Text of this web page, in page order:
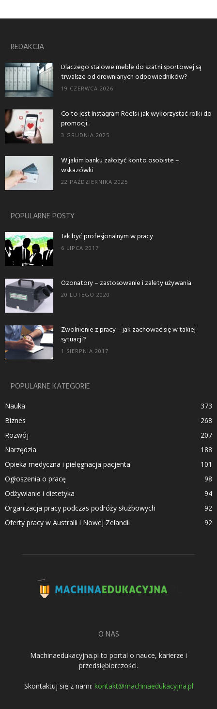
REDAKCJA
Dlaczego stalowe meble do szatni sportowej są
trwalsze od drewnianych odpowiedników?
19 CZERWCA 2026
Co to jest Instagram Reels i jak wykorzystać rolki do
promocji...
3 GRUDNIA 2025
W jakim banku założyć konto osobiste –
wskazówki
22 PAŹDZIERNIKA 2025
POPULARNE POSTY
Jak być profesjonalnym w pracy
6 LIPCA 2017
Ozonatory – zastosowanie i zalety używania
20 LUTEGO 2020
Zwolnienie z pracy – jak zachować się w takiej
sytuacji?
1 SIERPNIA 2017
POPULARNE KATEGORIE
Nauka
373
Biznes
268
Rozwój
207
Narzędzia
188
Opieka medyczna i pielęgnacja pacjenta
101
Ogłoszenia o pracę
98
Odżywianie i dietetyka
94
Organizacja pracy podczas podróży służbowych
92
Oferty pracy w Australii i Nowej Zelandii
92
O NAS
Machinaedukacyjna.pl to portal o nauce, karierze i
przedsiębiorczości.
Skontaktuj się z nami: kontakt@machinaedukacyjna.pl